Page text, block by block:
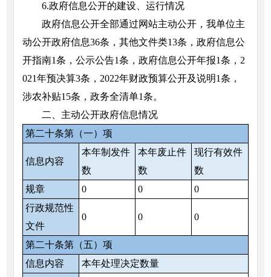
6.政府信息公开的建设、运行情况
政府信息公开全部通过网站主动公开，我单位主
动公开政府信息36条，其他文件类13条，政府信息公
开指南1条，公示公告1条，政府信息公开年报1条，2
021年预决算3条，2022年财政预算公开及说明1条，
涉农补贴15条，政务全清单1条。
二、主动公开政府信息情况
第二十条第（一）项
信息内容
本年制发件
数
本年废止件
数
现行有效件
数
规章
0 0
0
行政规范性
文件
0 0 0
第二十条第（五）项
信息内容
本年处理决定数量